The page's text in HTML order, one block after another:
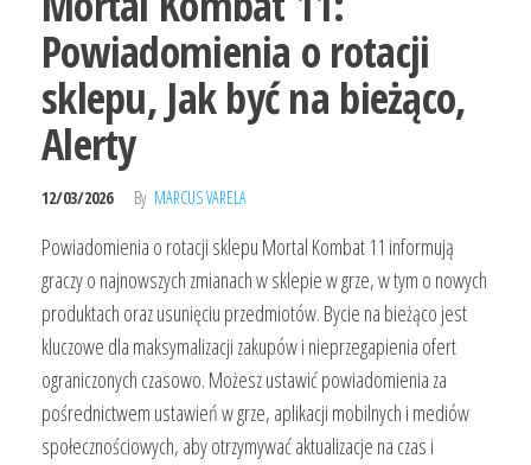
Powiadomienia o rotacji
sklepu, Jak być na bieżąco,
Alerty
12/03/2026 By MARCUS VARELA
Powiadomienia o rotacji sklepu Mortal Kombat 11 informują
graczy o najnowszych zmianach w sklepie w grze, w tym o nowych
produktach oraz usunięciu przedmiotów. Bycie na bieżąco jest
kluczowe dla maksymalizacji zakupów i nieprzegapienia ofert
ograniczonych czasowo. Możesz ustawić powiadomienia za
pośrednictwem ustawień w grze, aplikacji mobilnych i mediów
społecznościowych, aby otrzymywać aktualizacje na czas i